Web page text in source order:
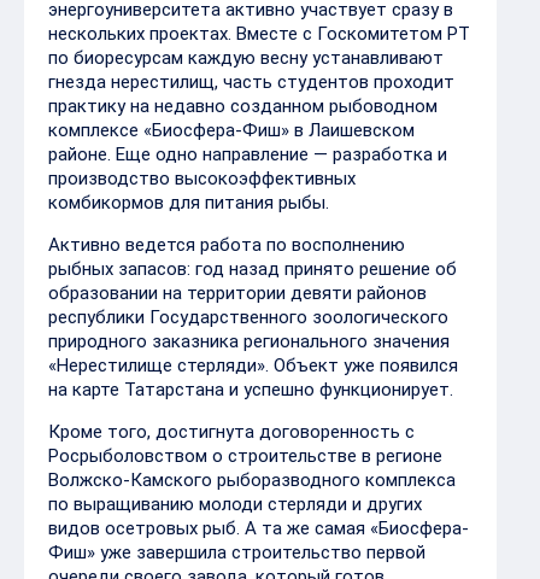
энергоуниверситета активно участвует сразу в
нескольких проектах. Вместе с Госкомитетом РТ
по биоресурсам каждую весну устанавливают
гнезда нерестилищ, часть студентов проходит
практику на недавно созданном рыбоводном
комплексе «Биосфера-Фиш» в Лаишевском
районе. Еще одно направление — разработка и
производство высокоэффективных
комбикормов для питания рыбы.
Активно ведется работа по восполнению
рыбных запасов: год назад принято решение об
образовании на территории девяти районов
республики Государственного зоологического
природного заказника регионального значения
«Нерестилище стерляди». Объект уже появился
на карте Татарстана и успешно функционирует.
Кроме того, достигнута договоренность с
Росрыболовством о строительстве в регионе
Волжско-Камского рыборазводного комплекса
по выращиванию молоди стерляди и других
видов осетровых рыб. А та же самая «Биосфера-
Фиш» уже завершила строительство первой